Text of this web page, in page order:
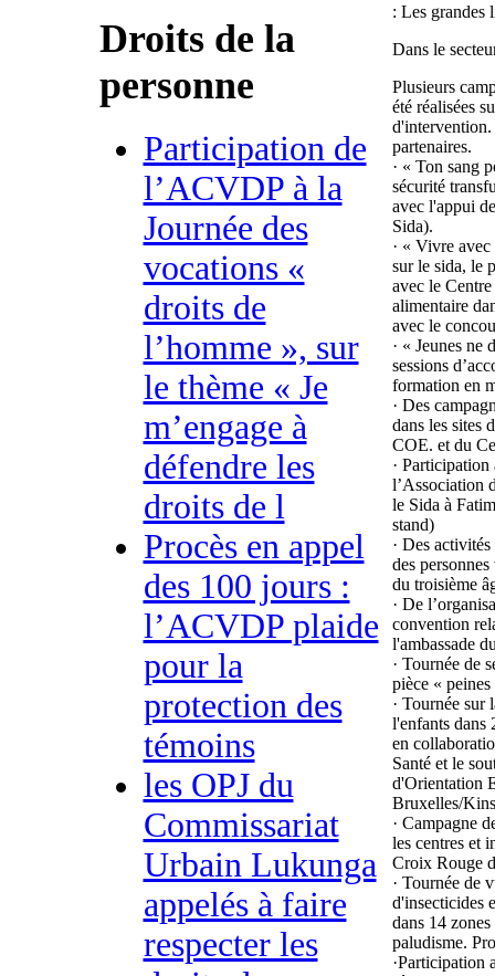
Droits de la
personne
Participation de
l’ACVDP à la
Journée des
vocations «
droits de
l’homme », sur
le thème « Je
m’engage à
défendre les
droits de l
Procès en appel
des 100 jours :
l’ACVDP plaide
pour la
protection des
témoins
les OPJ du
Commissariat
Urbain Lukunga
appelés à faire
respecter les
: Les grandes
Dans le
Plusieurs
été réalisées
d'intervention.
partenaires.
· « Ton sang
sécurité
avec l'appui
Sida).
· « Vivre
sur le sida, le
avec le
alimentaire
avec le
· « Jeunes ne
sessions
formation en
· Des
dans les sites
COE. et du
·
l’Association
le Sida à
stand)
· Des
des
du troisième
· De
convention
l'ambassade
· Tournée de
pièce « peines
· Tournée sur
l'enfants dans
en
Santé et le
d'Orientation
Bruxelles/
· Campagne
les centres et
Croix Rouge
· Tournée de
d'insecticides
dans 14
paludisme.
·Participation